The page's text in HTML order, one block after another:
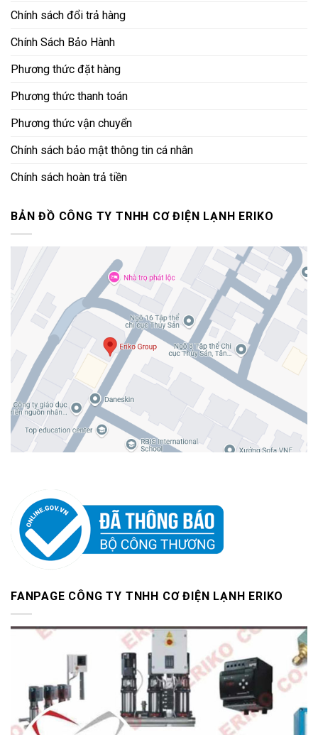
Chính sách đổi trả hàng
Chính Sách Bảo Hành
Phương thức đặt hàng
Phương thức thanh toán
Phương thức vận chuyển
Chính sách bảo mật thông tin cá nhân
Chính sách hoàn trả tiền
BẢN ĐỒ CÔNG TY TNHH CƠ ĐIỆN LẠNH ERIKO
FANPAGE CÔNG TY TNHH CƠ ĐIỆN LẠNH ERIKO